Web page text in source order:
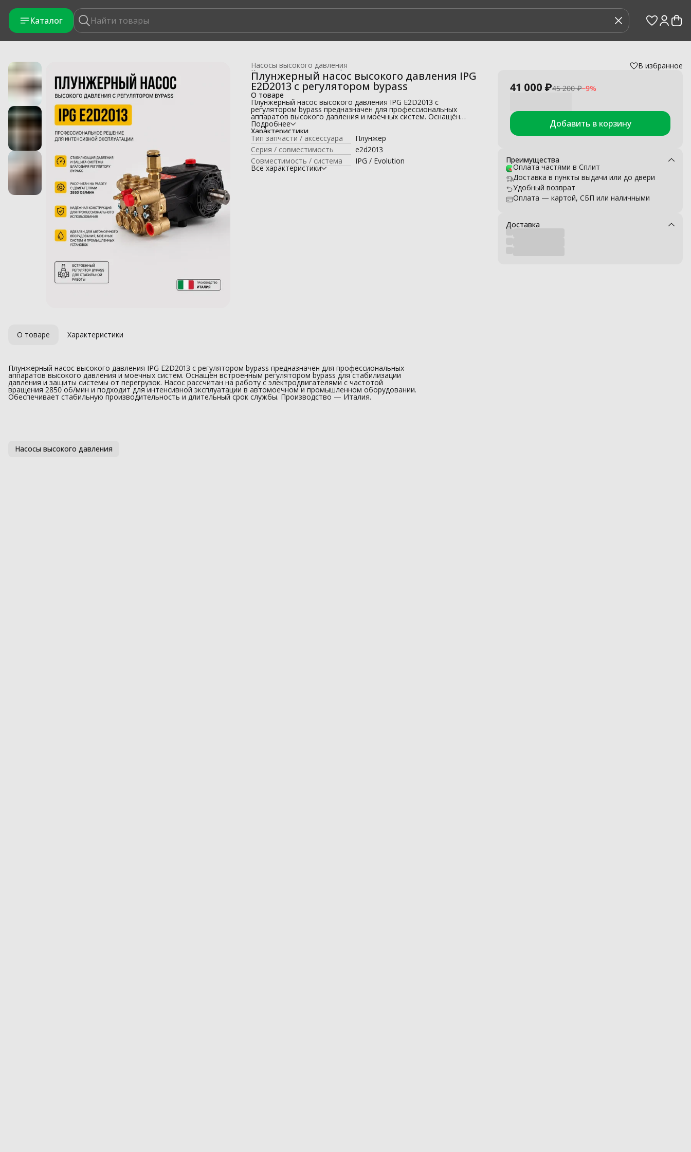
Каталог
Насосы высокого давления
Комплектующие для профессиональных моек высокого давления
Главная ›
Плунжерный насос высокого давления IPG
E2D2013 с регулятором bypass
О товаре
Плунжерный насос высокого давления IPG E2D2013 с
регулятором bypass предназначен для профессиональных
аппаратов высокого давления и моечных систем. Оснащён
встроенным регулятором bypass для стабилизации давления и
защиты системы от перегрузок. Насос рассчитан на работу с
электродвигателями с частотой вращения 2850 об/мин и
подходит для интенсивной эксплуатации в автомоечном и
промышленном оборудовании. Обеспечивает стабильную
производительность и длительный срок службы. Производство
— Италия.
Подробнее
Характеристики
Тип запчасти / аксессуара
Плунжер
Серия / совместимость
e2d2013
Совместимость / система
IPG / Evolution
Все характеристики
В избранное
41 000 ₽45 200 ₽−9%
Добавить в корзину
Преимущества
Оплата частями в Сплит
Доставка в пункты выдачи или до двери
Удобный возврат
Оплата — картой, СБП или наличными
Доставка
О товаре Характеристики
Плунжерный насос высокого давления IPG E2D2013 с регулятором bypass предназначен для профессиональных
аппаратов высокого давления и моечных систем. Оснащён встроенным регулятором bypass для стабилизации
давления и защиты системы от перегрузок. Насос рассчитан на работу с электродвигателями с частотой
вращения 2850 об/мин и подходит для интенсивной эксплуатации в автомоечном и промышленном оборудовании.
Обеспечивает стабильную производительность и длительный срок службы. Производство — Италия.
Насосы высокого давления